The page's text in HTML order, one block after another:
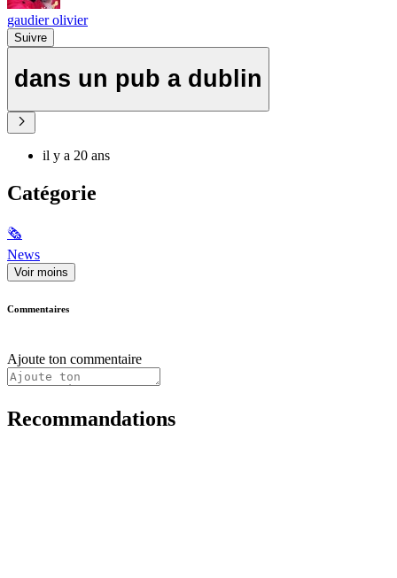
gaudier olivier
Suivre
dans un pub a dublin
il y a 20 ans
Catégorie
🗞
News
Voir moins
Commentaires
Ajoute ton commentaire
Recommandations